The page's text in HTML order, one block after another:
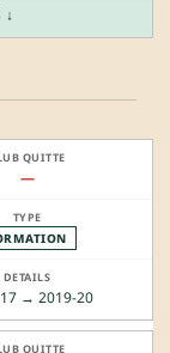
↓
—
→ 2019-20